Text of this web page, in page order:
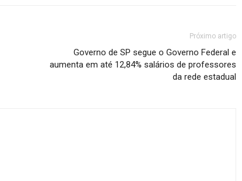
Próximo artigo
Governo de SP segue o Governo Federal e
aumenta em até 12,84% salários de professores
da rede estadual